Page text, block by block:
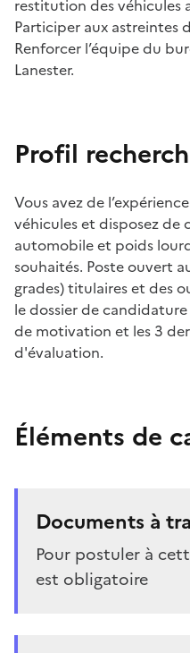
restitution des véhicules
Participer aux astreintes
Renforcer l’équipe du
Lanester.
Profil
Vous avez de
véhicules et disposez de
automobile et poids
souhaités. Poste ouvert
grades) titulaires et des
le dossier de
de motivation et les 3
d'évaluation.
Éléments de
Documents à
Pour postuler à
est obligatoire